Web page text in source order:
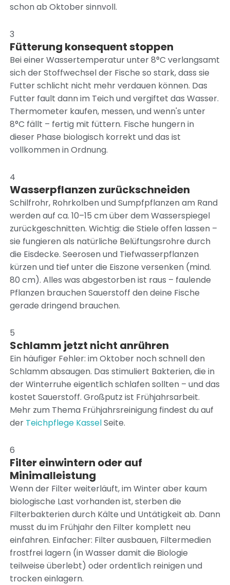
schon ab Oktober sinnvoll.
3
Fütterung konsequent stoppen
Bei einer Wassertemperatur unter 8°C verlangsamt
sich der Stoffwechsel der Fische so stark, dass sie
Futter schlicht nicht mehr verdauen können. Das
Futter fault dann im Teich und vergiftet das Wasser.
Thermometer kaufen, messen, und wenn's unter
8°C fällt – fertig mit füttern. Fische hungern in
dieser Phase biologisch korrekt und das ist
vollkommen in Ordnung.
4
Wasserpflanzen zurückschneiden
Schilfrohr, Rohrkolben und Sumpfpflanzen am Rand
werden auf ca. 10–15 cm über dem Wasserspiegel
zurückgeschnitten. Wichtig: die Stiele offen lassen –
sie fungieren als natürliche Belüftungsrohre durch
die Eisdecke. Seerosen und Tiefwasserpflanzen
kürzen und tief unter die Eiszone versenken (mind.
80 cm). Alles was abgestorben ist raus – faulende
Pflanzen brauchen Sauerstoff den deine Fische
gerade dringend brauchen.
5
Schlamm jetzt nicht anrühren
Ein häufiger Fehler: im Oktober noch schnell den
Schlamm absaugen. Das stimuliert Bakterien, die in
der Winterruhe eigentlich schlafen sollten – und das
kostet Sauerstoff. Großputz ist Frühjahrsarbeit.
Mehr zum Thema Frühjahrsreinigung findest du auf
der Teichpflege KasselSeite.
6
Filter einwintern oder auf
Minimalleistung
Wenn der Filter weiterläuft, im Winter aber kaum
biologische Last vorhanden ist, sterben die
Filterbakterien durch Kälte und Untätigkeit ab. Dann
musst du im Frühjahr den Filter komplett neu
einfahren. Einfacher: Filter ausbauen, Filtermedien
frostfrei lagern (in Wasser damit die Biologie
teilweise überlebt) oder ordentlich reinigen und
trocken einlagern.